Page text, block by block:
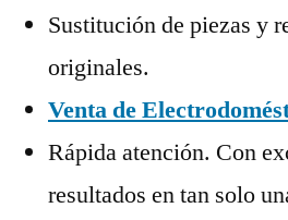
Sustitución de piezas y
originales.
Venta de
Rápida atención. Con
resultados en tan solo